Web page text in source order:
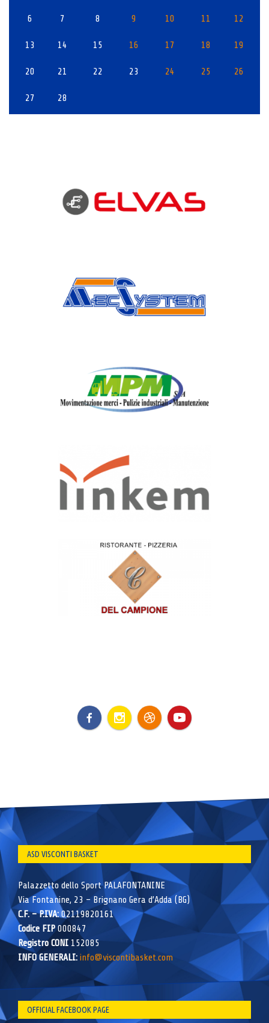
6 7 8 9 10 11 12
13 14 15 16 17 18 19
20 21 22 23 24 25 26
27 28
ASD VISCONTI BASKET
Palazzetto dello Sport PALAFONTANINE
Via Fontanine, 23 – Brignano Gera d’Adda (BG)
C.F. – P.IVA:02119820161
Codice FIP000847
Registro CONI 152085
INFO GENERALI: info@viscontibasket.com
OFFICIAL FACEBOOK PAGE